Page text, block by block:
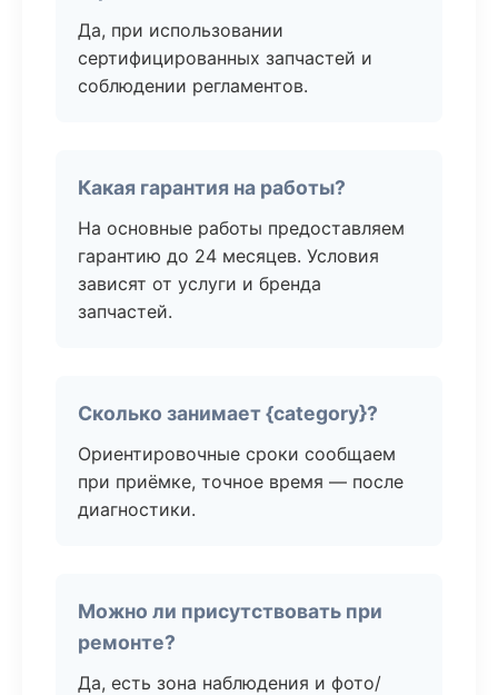
Да, при использовании
сертифицированных запчастей и
соблюдении регламентов.
Какая гарантия на работы?
На основные работы предоставляем
гарантию до 24 месяцев. Условия
зависят от услуги и бренда
запчастей.
Сколько занимает {category}?
Ориентировочные сроки сообщаем
при приёмке, точное время — после
диагностики.
Можно ли присутствовать при
ремонте?
Да, есть зона наблюдения и фото/